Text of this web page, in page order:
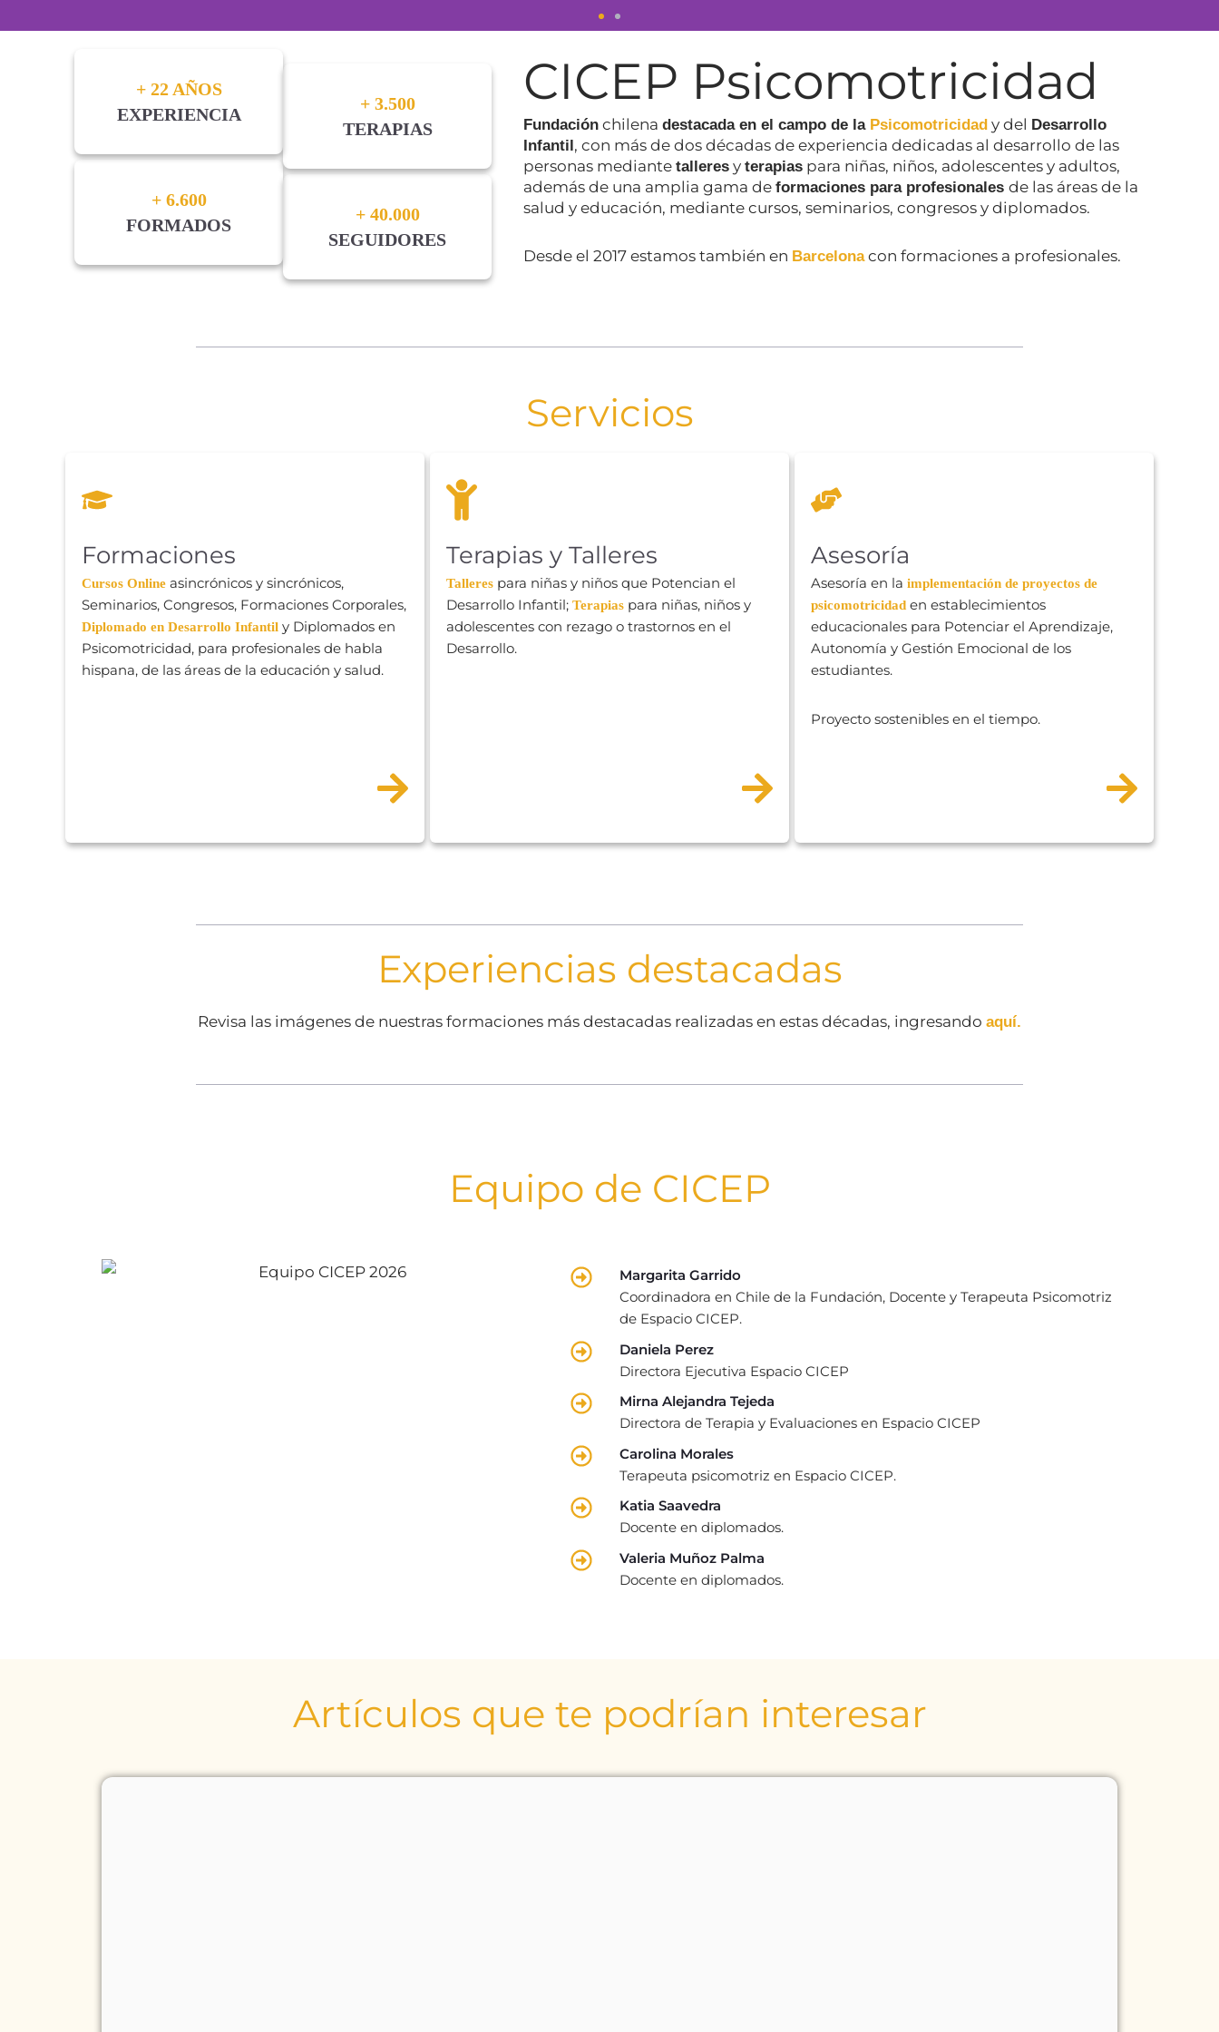
Cursos online al 50%
No pierdas esta oportunidad de formarte a tu ritmo en psicomotricidad,
instrumentos de evaluación y más.
+ 22 AÑOS
EXPERIENCIA
+ 6.600
FORMADOS
+ 3.500
TERAPIAS
+ 40.000
SEGUIDORES
CICEP Psicomotricidad
Fundación chilena destacada en el campo de la Psicomotricidad y del Desarrollo
Infantil, con más de dos décadas de experiencia dedicadas al desarrollo de las
personas mediante talleres y terapias para niñas, niños, adolescentes y adultos,
además de una amplia gama de formaciones para profesionales de las áreas de la
salud y educación, mediante cursos, seminarios, congresos y diplomados.
Desde el 2017 estamos también en Barcelonacon formaciones a profesionales.
Servicios
Formaciones
Cursos Online asincrónicos y sincrónicos,
Seminarios, Congresos, Formaciones Corporales,
Diplomado en Desarrollo Infantil y Diplomados en
Psicomotricidad, para profesionales de habla
hispana, de las áreas de la educación y salud.
Terapias y Talleres
Talleres para niñas y niños que Potencian el
Desarrollo Infantil; Terapias para niñas, niños y
adolescentes con rezago o trastornos en el
Desarrollo.
Asesoría
Asesoría en la implementación de proyectos de
psicomotricidad en establecimientos
educacionales para Potenciar el Aprendizaje,
Autonomía y Gestión Emocional de los
estudiantes.
Proyecto sostenibles en el tiempo.
Experiencias destacadas
Revisa las imágenes de nuestras formaciones más destacadas realizadas en estas décadas, ingresando aquí.
Equipo de CICEP
Margarita Garrido
Coordinadora en Chile de la Fundación, Docente y Terapeuta Psicomotriz
de Espacio CICEP.
Daniela Perez
Directora Ejecutiva Espacio CICEP
Mirna Alejandra Tejeda
Directora de Terapia y Evaluaciones en Espacio CICEP
Carolina Morales
Terapeuta psicomotriz en Espacio CICEP.
Katia Saavedra
Docente en diplomados.
Valeria Muñoz Palma
Docente en diplomados.
Artículos que te podrían interesar